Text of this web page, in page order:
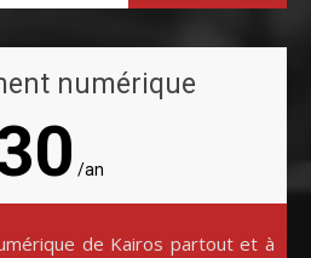
numérique
/an
de Kairos partout et à